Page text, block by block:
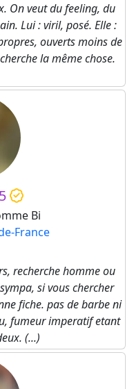
On veut du feeling, du
Lui : viril, posé. Elle :
ouverts moins de
la même chose.
Bi
France
recherche homme ou
si vous chercher
fiche. pas de barbe ni
fumeur imperatif etant
(...)